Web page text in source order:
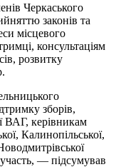
Черкаського
законів та
місцевого
консультаціям
розвитку
зборів,
ВАГ, керівникам
Калинопільської,
— підсумував